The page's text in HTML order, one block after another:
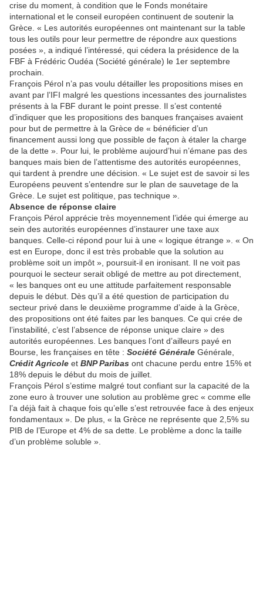
crise du moment, à condition que le Fonds monétaire
international et le conseil européen continuent de soutenir la
Grèce. « Les autorités européennes ont maintenant sur la table
tous les outils pour leur permettre de répondre aux questions
posées », a indiqué l’intéressé, qui cédera la présidence de la
FBF à Frédéric Oudéa (Société générale) le 1er septembre
prochain.
François Pérol n’a pas voulu détailler les propositions mises en
avant par l’IFI malgré les questions incessantes des journalistes
présents à la FBF durant le point presse. Il s’est contenté
d’indiquer que les propositions des banques françaises avaient
pour but de permettre à la Grèce de « bénéficier d’un
financement aussi long que possible de façon à étaler la charge
de la dette ». Pour lui, le problème aujourd’hui n’émane pas des
banques mais bien de l’attentisme des autorités européennes,
qui tardent à prendre une décision. « Le sujet est de savoir si les
Européens peuvent s’entendre sur le plan de sauvetage de la
Grèce. Le sujet est politique, pas technique ».
Absence de réponse claire
François Pérol apprécie très moyennement l’idée qui émerge au
sein des autorités européennes d’instaurer une taxe aux
banques. Celle-ci répond pour lui à une « logique étrange ». « On
est en Europe, donc il est très probable que la solution au
problème soit un impôt », poursuit-il en ironisant. Il ne voit pas
pourquoi le secteur serait obligé de mettre au pot directement,
« les banques ont eu une attitude parfaitement responsable
depuis le début. Dès qu’il a été question de participation du
secteur privé dans le deuxième programme d’aide à la Grèce,
des propositions ont été faites par les banques. Ce qui crée de
l’instabilité, c’est l’absence de réponse unique claire » des
autorités européennes. Les banques l’ont d’ailleurs payé en
Bourse, les françaises en tête : Société Générale Générale,
Crédit Agricole et BNP Paribas ont chacune perdu entre 15% et
18% depuis le début du mois de juillet.
François Pérol s’estime malgré tout confiant sur la capacité de la
zone euro à trouver une solution au problème grec « comme elle
l’a déjà fait à chaque fois qu’elle s’est retrouvée face à des enjeux
fondamentaux ». De plus, « la Grèce ne représente que 2,5% su
PIB de l’Europe et 4% de sa dette. Le problème a donc la taille
d’un problème soluble ».